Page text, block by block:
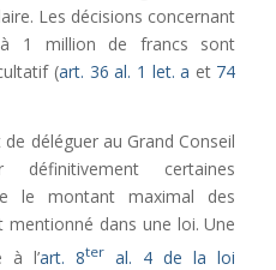
Les décisions concernant
à 1 million de francs sont
(art. 36 al. 1 let. a et 74
déléguer au Grand Conseil
définitivement certaines
le montant maximal des
mentionné dans une loi. Une
à l’art. 8ter al. 4 de la loi